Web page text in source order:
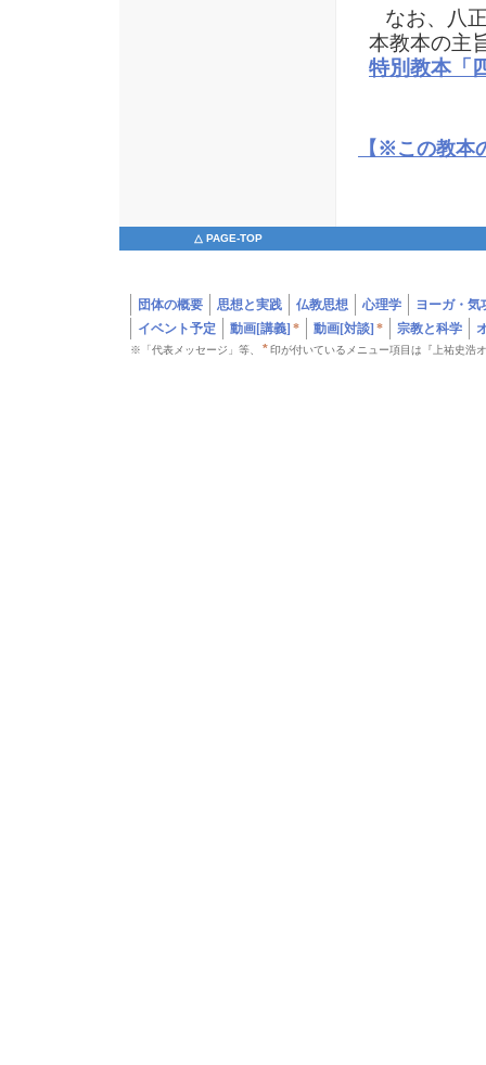
なお、八
本教本の主
特別教本「
【※この教本
△ PAGE-TOP
団体の概要 思想と実践 仏教思想 心理学
ヨーガ・気
イベント予定
動画[講義] * 動画[対談] * 宗教と科学
※「代表メッセージ」等、 *印が付いているメニュー項目は『上祐史浩